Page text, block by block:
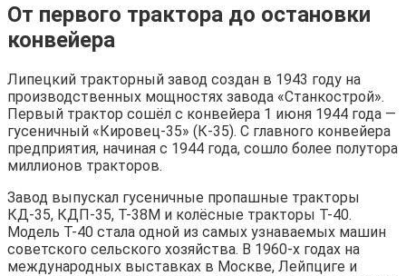
От первого трактора до остановки
конвейера
Липецкий тракторный завод создан в 1943 году на
производственных мощностях завода «Станкострой».
Первый трактор сошёл с конвейера 1 июня 1944 года —
гусеничный «Кировец-35» (К-35). С главного конвейера
предприятия, начиная с 1944 года, сошло более полутора
миллионов тракторов.
Завод выпускал гусеничные пропашные тракторы
КД-35, КДП-35, Т-38М и колёсные тракторы Т-40.
Модель Т-40 стала одной из самых узнаваемых машин
советского сельского хозяйства. В 1960-х годах на
международных выставках в Москве, Лейпциге и